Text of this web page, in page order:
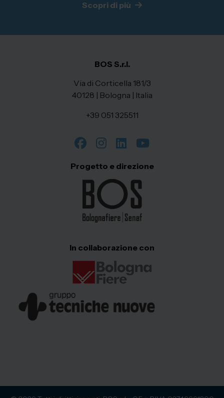
Scopri di più
BOS S.r.l.
Via di Corticella 181/3
40128 | Bologna | Italia
+39 051 325511
Progetto e direzione
In collaborazione con